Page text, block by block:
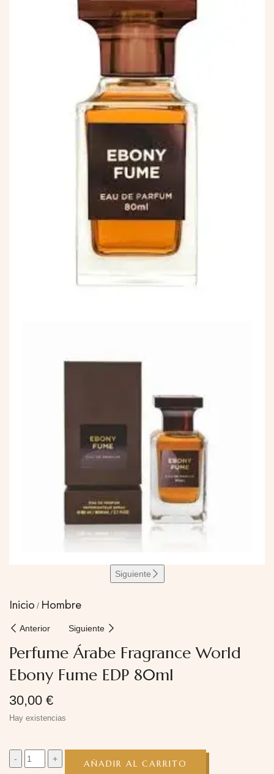
Siguiente
Inicio Hombre
Anterior Siguiente
Perfume Árabe Fragrance World
Ebony Fume EDP 80ml
30,00 €
Hay existencias
AÑADIR AL CARRITO